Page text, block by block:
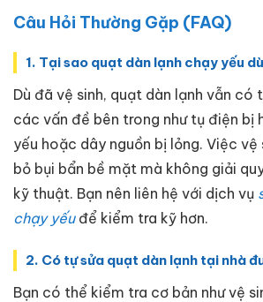
Câu Hỏi Thường Gặp (FAQ)
1. Tại sao quạt dàn lạnh chạy yếu
Dù đã vệ sinh, quạt dàn lạnh vẫn có
các vấn đề bên trong như tụ điện bị
yếu hoặc dây nguồn bị lỏng. Việc vệ
bỏ bụi bẩn bề mặt mà không giải
kỹ thuật. Bạn nên liên hệ với dịch vụ
chạy yếuđể kiểm tra kỹ hơn.
2. Có tự sửa quạt dàn lạnh tại nhà
Bạn có thể kiểm tra cơ bản như vệ